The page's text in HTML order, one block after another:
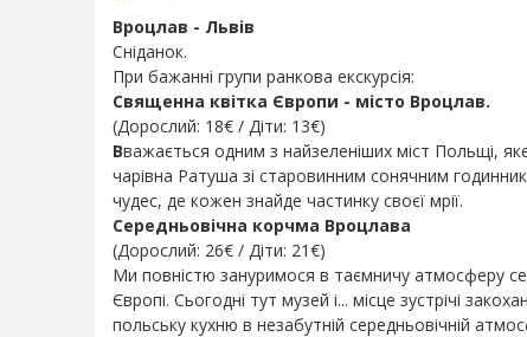
Вроцлав - Львів
Сніданок.
При бажанні групи ранкова екскурсія:
Священна квітка Європи - місто Вроцлав.
(Дорослий: 18€ / Діти: 13€)
Вважається одним з найзеленіших міст Польщі,
чарівна Ратуша зі старовинним сонячним
чудес, де кожен знайде частинку своєї мрії.
Середньовічна корчма Вроцлава
(Дорослий: 26€ / Діти: 21€)
Ми повністю зануримося в таємничу атмосферу
Європі. Сьогодні тут музей і... місце зустрічі
польську кухню в незабутній середньовічній